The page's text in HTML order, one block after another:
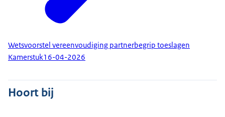
Wetsvoorstel vereenvoudiging partnerbegrip toeslagen
Kamerstuk16-04-2026
Hoort bij